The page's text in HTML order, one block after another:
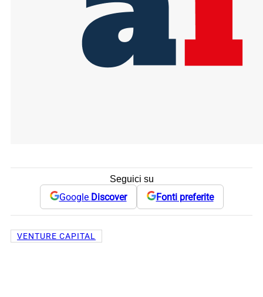
Seguici su
Google Discover Fonti preferite
VENTURE CAPITAL